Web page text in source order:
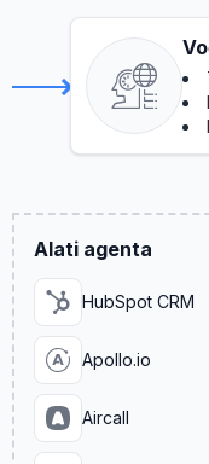
Alati agenta
HubSpot CRM
Apollo.io
Aircall